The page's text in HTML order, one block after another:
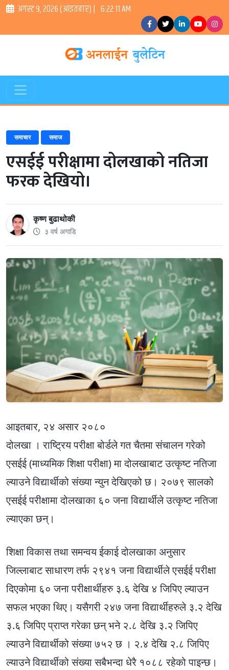
अगस्ट ९, २०२६ (आइतबार) | 6:22:12 AM
समाचार समाज
एसईई परीक्षामा दोलखाको नतिजा
फरक देखियो।
कृष्ण बुढाथोकी
३ वर्ष अगाडि
आइतबार, २४ असार २०८०
दोलखा । राष्ट्रिय परीक्षा बोर्डले गत चैतमा संचालन गरेको
एसईई (माध्यमिक शिक्षा परीक्षा) मा दोलखाबाट उत्कृष्ट नतिजा
ल्याउने विद्यार्थीको संख्या न्युन देखिएको छ। २०७९ सालको
एसईई परीक्षामा दोलखाका ६० जना विद्यार्थीले उत्कृष्ट नतिजा
ल्याएका छन्।
शिक्षा विकास तथा समन्वय ईकाई दोलखाका अनुसार
जिल्लाबाट साधारण तर्फ २९४१ जना विद्यार्थीले एसईई परीक्षा
दिएकोमा ६० जना परीक्षार्थीहरु ३.६ देखि ४ जिपिए ल्याउन
सफल भएका थिए। यसैगरी २४७ जना विद्यार्थीहरुले ३.२ देखि
३.६ जिपिए प्राप्त गरेका छन् भने २.८ देखि ३.२ जिपिए
ल्याउने विद्यार्थीको संख्या ७५२ छ । २.४ देखि २.८ जिपिए
ल्याउने विद्यार्थीको संख्या सबैभन्दा धेरै १०८८ रहेको पाइन्छ।